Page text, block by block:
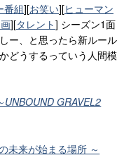
番組][お笑い][ヒューマン
][タレント] シーズン1面
ー、と思ったら新ルール
どうするっていう人間模
UNBOUND GRAVEL2